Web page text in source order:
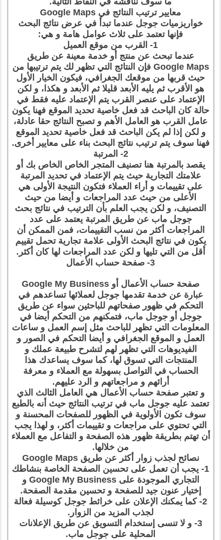
معايير ترتيب النتائج في Google Maps
خواريزميات جوجل عندما تبدأ في عرض نتائج البحث
فإنها تعتمد على ثلاث عوامل هامة و هي:
1- القرب من موقع العميل
عندما تبحث عن منتج أو خدمة معينة عن طريق
Google Maps فإن النتائج التي تظهر لك يتم ترتيبها من
حيث قربها من موقعك الجغرافي، فيكون الخيار الأول
هو الأقرب ثم يليه الأبعد قليلا ثم الأبعد و هكذا، و لكن
الإعتماد على عنصر القرب يتم الإعتماد عليه فقط في
حالة كان الباحث قد فعل خاصية تحديد الموقع فهنا يكون
عامل القرب هو العامل الأهم و تصبح النتائج حقا عادلة،
و لكن إذا لم يكن الباحث قد فعل خاصية تحديد الموقع
فهنا سوف يتم ترتيب نتائج البحث بناء على معايير أخرى.
2- المرتبة
يقصد بالمرتبة هنا تصنيف المتجر الخاص الخاص بك أو
علامتك التجارية حيث يتم الإعتماد في تحديد المرتبة
على تقييمات و أراء العملاء فتكون النتيجة الأولى هي
الأعلى من حيث عدد المراجعات و أيضا من حيث
التصنيف، و لكن يجب العلم بأن الترتيب في نتائج بحث
جوجل ماب عن طريق المرتبة يعتمد على عدد
المراجعات أكثر من نسب التقييمات، فمن الممكن أن
يكون في نتائج البحث الأولى علامة تجارية تحمل تقييم
أقل من التي تليها و لكن عدد المراجعات لها كان أكثر.
3- صفحة حساب الأعمال
صفحة حساب الأعمال أو Google My Business
عبارة عن خدمة تقدمها جوجل لعملائها تساعدهم في
التحكم في ظهور صفحاتهم للباحثين سواء عن طريق
جوجل أو جوجل ماب، فتمكنهم من التحكم أيضا في
المعلومات التي تظهر للباحث مثل إسم العمل و ساعات
العمل و الموقع الجغرافي و أيضا التحكم في الصور و
الفيديوهات التي تظهر لهم لتشرح طبيعة عملك و
المنتجات التي تسوق لها، كما سوف يساعدك هذا
الحساب في التواصل بسهولة مع العملاء و معرفة
أرائهم و مراجعاتهم و الرد عليهم.
و تعتبر صفحة حساب الأعمال هي العامل الثالث الذي
تعتمد عليه جوجل ماب في ترتيب النتائج حيث أنه بالطبع
سوف تكون الأولوية في الظهور للصفحات المحسنة و
التي تحتوي على مراجعات و تقييمات أكثر، و لهذا يجب
أن تهتم بطريقة ظهور هذه الصفحة و التفاعل مع العملاء
من خلالها.
نصائح لجذب زوار أكثر عن طريق Google Maps
1- يجب أن تعمل على تحسين الصفحة الخاصة بنشاطك
التجاري الموجودة على Google My Business و
إختيار عنون جيد للصفحة و تحسين مقدمة الصفحة.
2- كما يمكنك الإعلان على خرائط جوجل كوسيلة فعالة
لجذب المزيد من الزوار.
3- و لا تنسى إستخدام التسويق عن طريق الإعلانات
المحلية على جوجل ماب.